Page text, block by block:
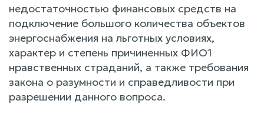
недостаточностью финансовых средств на
подключение большого количества объектов
энергоснабжения на льготных условиях,
характер и степень причиненных ФИО1
нравственных страданий, а также требования
закона о разумности и справедливости при
разрешении данного вопроса.